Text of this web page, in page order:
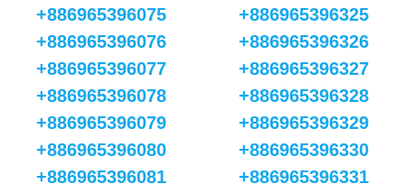
+886965396075
+886965396076
+886965396077
+886965396078
+886965396079
+886965396080
+886965396081
+886965396325
+886965396326
+886965396327
+886965396328
+886965396329
+886965396330
+886965396331